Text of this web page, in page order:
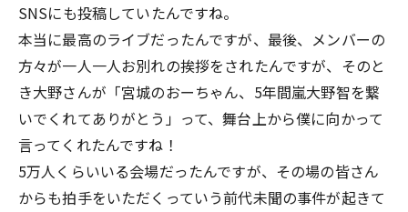
SNSにも投稿していたんですね。
本当に最高のライブだったんですが、最後、メンバーの
方々が一人一人お別れの挨拶をされたんですが、そのと
き大野さんが「宮城のおーちゃん、5年間嵐大野智を繋
いでくれてありがとう」って、舞台上から僕に向かって
言ってくれたんですね！
5万人くらいいる会場だったんですが、その場の皆さん
からも拍手をいただくっていう前代未聞の事件が起きて